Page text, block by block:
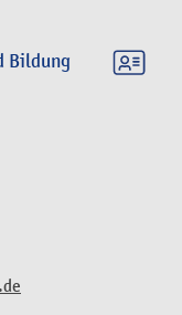
Bildung